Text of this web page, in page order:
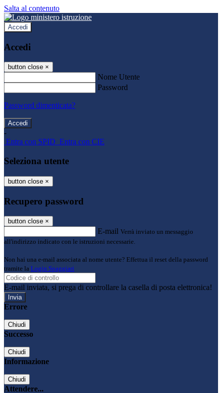
Salta al contenuto
Accedi
Accedi
button close ×
Nome Utente
Password
Password dimenticata?
-
Entra con SPID Entra con CIE
Seleziona utente
button close ×
Recupero password
button close ×
E-mail Verrà inviato un messaggio
all'indirizzo indicato con le istruzioni necessarie.
Non hai una e-mail associata al nome utente? Effettua il reset della password
tramite la Login Spaggiari
E-mail inviata, si prega di controllare la casella di posta elettronica!
Errore
Chiudi
Successo
Chiudi
Informazione
Chiudi
Attendere...